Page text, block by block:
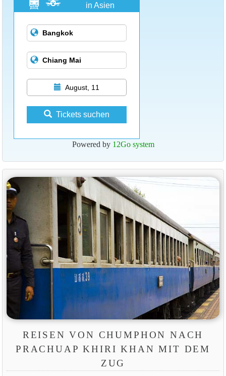
in Asien
August, 11
Tickets suchen
Powered by 12Go system
REISEN VON CHUMPHON NACH
PRACHUAP KHIRI KHAN MIT DEM
ZUG